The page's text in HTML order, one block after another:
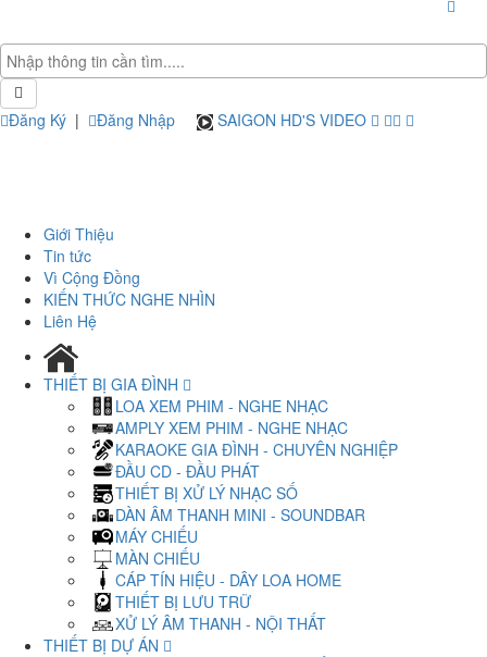
Đăng Ký | Đăng Nhập SAIGON HD'S VIDEO
Giới Thiệu
Tin tức
Vì Cộng Đồng
KIẾN THỨC NGHE NHÌN
Liên Hệ
THIẾT BỊ GIA ĐÌNH
LOA XEM PHIM - NGHE NHẠC
AMPLY XEM PHIM - NGHE NHẠC
KARAOKE GIA ĐÌNH - CHUYÊN NGHIỆP
ĐẦU CD - ĐẦU PHÁT
THIẾT BỊ XỬ LÝ NHẠC SỐ
DÀN ÂM THANH MINI - SOUNDBAR
MÁY CHIẾU
MÀN CHIẾU
CÁP TÍN HIỆU - DÂY LOA HOME
THIẾT BỊ LƯU TRỮ
XỬ LÝ ÂM THANH - NỘI THẤT
THIẾT BỊ DỰ ÁN